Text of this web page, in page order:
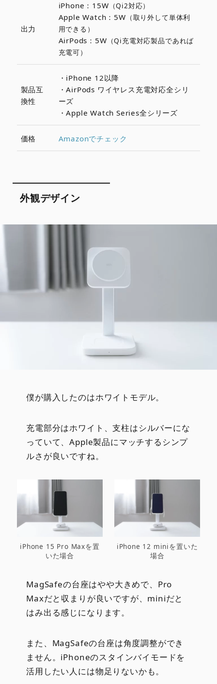
出力
iPhone：15W （Qi2対応）
Apple Watch：5W （取り外して単体利
用できる）
AirPods：5W （Qi充電対応製品であれば
充電可）
製品互
換性
・iPhone 12以降
・AirPods ワイヤレス充電対応全シリ
ーズ
・Apple Watch Series全シリーズ
価格 Amazonでチェック
外観デザイン
僕が購入したのはホワイトモデル。
充電部分はホワイト、支柱はシルバーにな
っていて、Apple製品にマッチするシンプ
ルさが良いですね。
iPhone 15 Pro Maxを置
いた場合
iPhone 12 miniを置いた
場合
MagSafeの台座はやや大きめで、Pro
Maxだと収まりが良いですが、miniだと
はみ出る感じになります。
また、MagSafeの台座は角度調整ができ
ません。iPhoneのスタインバイモードを
活用したい人には物足りないかも。